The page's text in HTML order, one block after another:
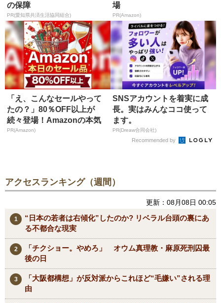
の保障
PR(愛知県共済生活協同組合)
場
PR(Amazon)
「え、こんなセールやって
たの？」80％OFF以上が
続々登場！Amazonの本気
が...
PR(Amazon)
SNSアカウントを着実に成
長。実はみんなココ使って
ます。
PR(Dreaw合同会社)
Recommended by
アクセスランキング（週間）
更新：08月08日 00:05
“日本の若者は右傾化”したのか? リベラル台頭の裏にあ
る不都合な現実
「チクショー。やめろ」 オウム真理教・麻原死刑囚最
後の日
「大阪都構想」が反対派からこれほど“毛嫌い”される理
由